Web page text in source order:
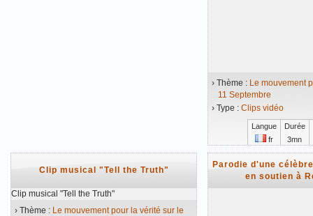
› Thème : Le mouvement
11 Septembre
› Type : Clips vidéo
Langue
Durée
fr
3mn
Vidéo mise en ligne
Clip musical "Tell the Truth"
Clip musical "Tell the Truth"
› Thème : Le mouvement pour la vérité sur le
Parodie d'une
en soutien à